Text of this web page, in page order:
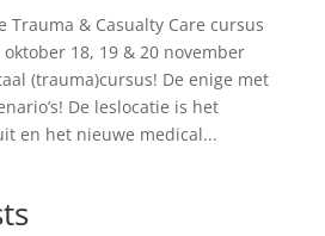
Trauma & Casualty Care cursus
oktober 18, 19 & 20 november
(trauma)cursus! De enige met
De leslocatie is het
en het nieuwe medical...